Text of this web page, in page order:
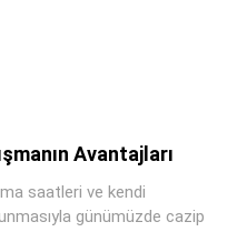
Avantajları
saatleri ve kendi
günümüzde cazip